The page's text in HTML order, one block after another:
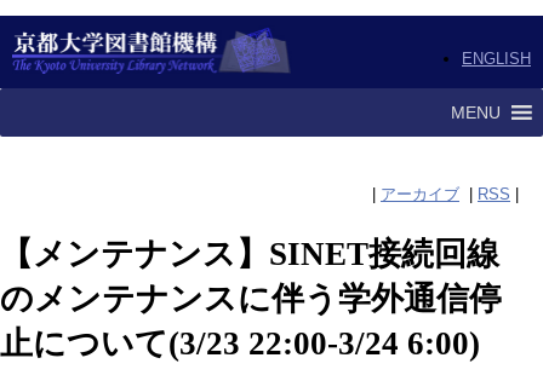
ENGLISH
MENU
アーカイブ RSS
【メンテナンス】SINET接続回線
のメンテナンスに伴う学外通信停
止について(3/23 22:00-3/24 6:00)